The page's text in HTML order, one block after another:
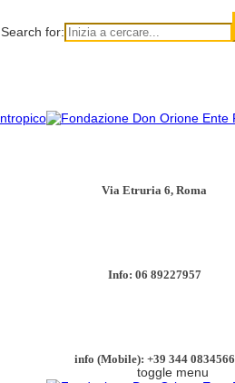
Search for:
Via Etruria 6, Roma
Info: 06 89227957
info (Mobile): +39 344 0834566
toggle menu